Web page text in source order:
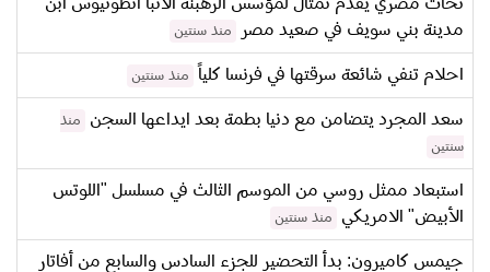
نحات مصري يقدم تمثال لمؤسس الرهبنة الأنبا أنطونيوس ابن
مدينة بني سويف في صعيد مصر
منذ سنتين
احلام تنفي شائعة سرقتها في فرنسا كلياً منذ سنتين
سعد المجرد يتضامن مع دنيا بطمة بعد ايداعها السجن
منذ
سنتين
استبعاد ممثل روسي من الموسم الثالث في مسلسل "اللوتس
الأبيض" الامريكي
منذ سنتين
جيمس كاميرون: بدأ التحضير للجزء السادس والسابع من أفاتار